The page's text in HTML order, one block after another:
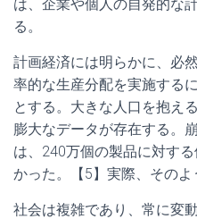
は、企業や個人の自発的な
る。
計画経済には明らかに、必
率的な生産分配を実施する
とする。大きな人口を抱え
膨大なデータが存在する。
は、240万個の製品に対す
かった。【5】実際、そのよ
社会は複雑であり、常に変